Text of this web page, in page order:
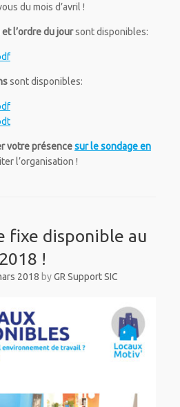
du mois d’avril !
l’ordre du joursont disponibles:
sont disponibles:
votre présencesur le sondage en
l’organisation !
fixe disponible au
!
2018 byGR Support SIC